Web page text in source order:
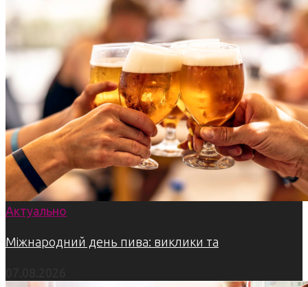
Актуально
Міжнародний день пива: виклики та